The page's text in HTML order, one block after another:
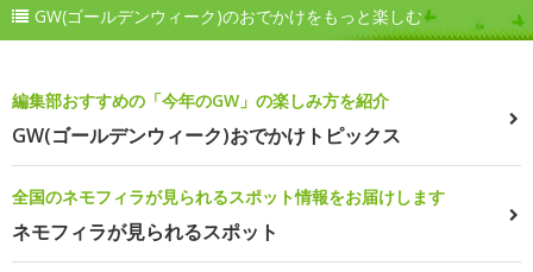
GW(ゴールデンウィーク)のおでかけをもっと楽しむ
編集部おすすめの「今年のGW」の楽しみ方を紹介
GW(ゴールデンウィーク)おでかけトピックス
全国のネモフィラが見られるスポット情報をお届けします
ネモフィラが見られるスポット